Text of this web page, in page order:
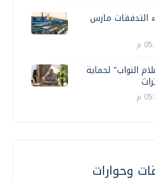
التدفقات مارس
النواب" لحماية
وحوارات